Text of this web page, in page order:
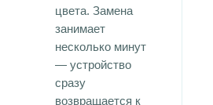
цвета. Замена
занимает
несколько минут
— устройство
сразу
возвращается к